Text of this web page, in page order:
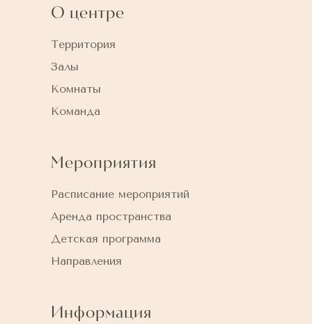
Территория
Залы
Комнаты
Команда
Мероприятия
Расписание мероприятий
Аренда пространства
Детская программа
Направления
Информация
О центре